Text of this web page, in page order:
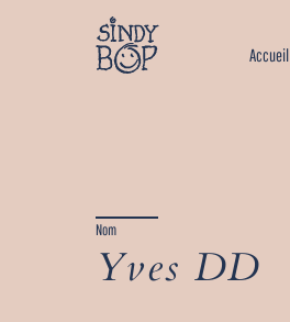
Accueil
Nom
Yves DD